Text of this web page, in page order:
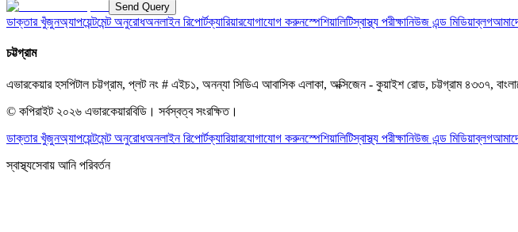
Send Query
ডাক্তার খুঁজুনঅ্যাপয়েন্টমেন্ট অনুরোধঅনলাইন রিপোর্টক্যারিয়ারযোগাযোগ করুনস্পেশিয়ালিটিস্বাস্থ্য পরীক্ষানিউজ এন্ড মিডিয়াব্লগ
চট্টগ্রাম
এভারকেয়ার হসপিটাল চট্টগ্রাম, প্লট নং # এইচ১, অনন্যা সিডিএ আবাসিক এলাকা, অক্সিজেন - কুয়াইশ রোড, চট্টগ্রাম ৪৩৩৭,
© কপিরাইট ২০২৬ এভারকেয়ারবিডি। সর্বস্বত্ব সংরক্ষিত।
ডাক্তার খুঁজুনঅ্যাপয়েন্টমেন্ট অনুরোধঅনলাইন রিপোর্টক্যারিয়ারযোগাযোগ করুনস্পেশিয়ালিটিস্বাস্থ্য পরীক্ষানিউজ এন্ড মিডিয়াব্লগ
স্বাস্থ্যসেবায় আনি পরিবর্তন